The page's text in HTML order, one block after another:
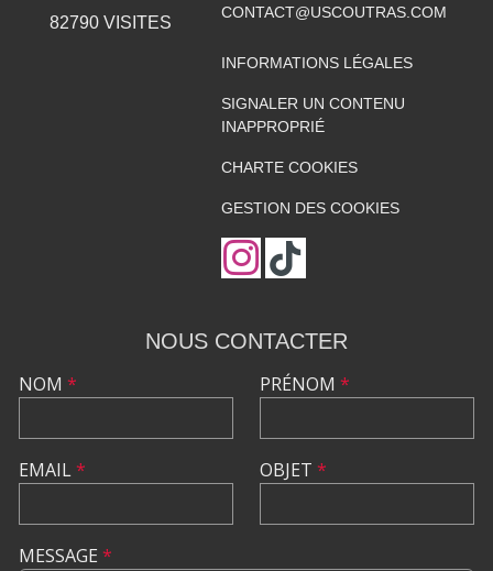
82790VISITES
CONTACT@USCOUTRAS.COM
INFORMATIONS LÉGALES
SIGNALER UN CONTENU
INAPPROPRIÉ
CHARTE COOKIES
GESTION DES COOKIES
NOUS CONTACTER
NOM *
EMAIL*
PRÉNOM *
OBJET *
MESSAGE *